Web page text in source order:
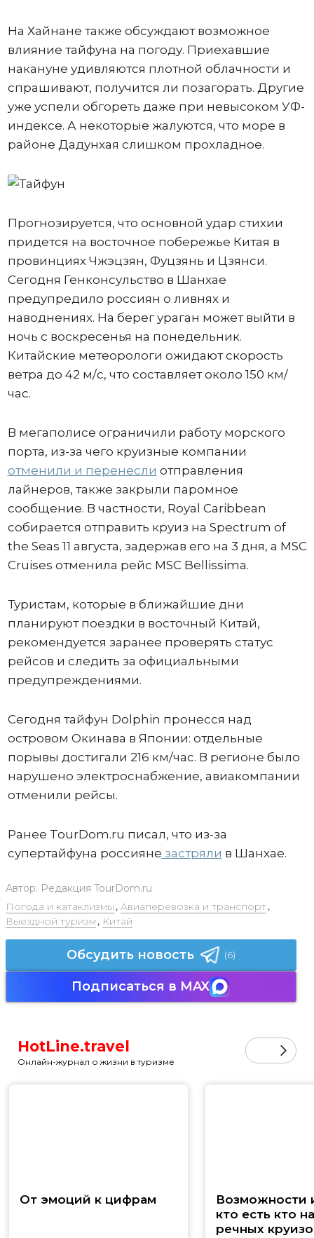
На Хайнане также обсуждают возможное
влияние тайфуна на погоду. Приехавшие
накануне удивляются плотной облачности и
спрашивают, получится ли позагорать. Другие
уже успели обгореть даже при невысоком УФ-
индексе. А некоторые жалуются, что море в
районе Дадунхая слишком прохладное.
Прогнозируется, что основной удар стихии
придется на восточное побережье Китая в
провинциях Чжэцзян, Фуцзянь и Цзянси.
Сегодня Генконсульство в Шанхае
предупредило россиян о ливнях и
наводнениях. На берег ураган может выйти в
ночь с воскресенья на понедельник.
Китайские метеорологи ожидают скорость
ветра до 42 м/с, что составляет около 150 км/
час.
В мегаполисе ограничили работу морского
порта, из-за чего круизные компании
отменили и перенесли отправления
лайнеров, также закрыли паромное
сообщение. В частности, Royal Caribbean
собирается отправить круиз на Spectrum of
the Seas 11 августа, задержав его на 3 дня, а MSC
Cruises отменила рейс MSC Bellissima.
Туристам, которые в ближайшие дни
планируют поездки в восточный Китай,
рекомендуется заранее проверять статус
рейсов и следить за официальными
предупреждениями.
Сегодня тайфун Dolphin пронесся над
островом Окинава в Японии: отдельные
порывы достигали 216 км/час. В регионе было
нарушено электроснабжение, авиакомпании
отменили рейсы.
Ранее TourDom.ru писал, что из-за
супертайфуна россияне застряли в Шанхае.
Автор: Редакция TourDom.ru
Погода и катаклизмы , Авиаперевозка и транспорт,
Выездной туризм , Китай
Обсудить новость (6)
Подписаться в MAX
HotLine.travel
Онлайн-журнал о жизни в туризме
От эмоций к цифрам
Возможности
кто есть кто
речных